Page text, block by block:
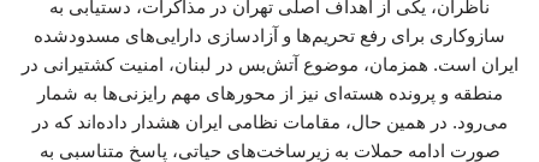
ناظران، یکی از اهداف اصلی تهران در مذاکرات، دستیابی به
سازوکاری برای رفع تحریم‌ها و آزادسازی دارایی‌های مسدودشده
ایران است. همزمان، موضوع آتش‌بس در لبنان، امنیت کشتیرانی در
منطقه و پرونده هسته‌ای نیز از محورهای مهم رایزنی‌ها به شمار
می‌رود. در همین حال، مقامات نظامی ایران هشدار داده‌اند که در
صورت ادامه حملات به زیرساخت‌های حیاتی، پاسخ متناسبی به